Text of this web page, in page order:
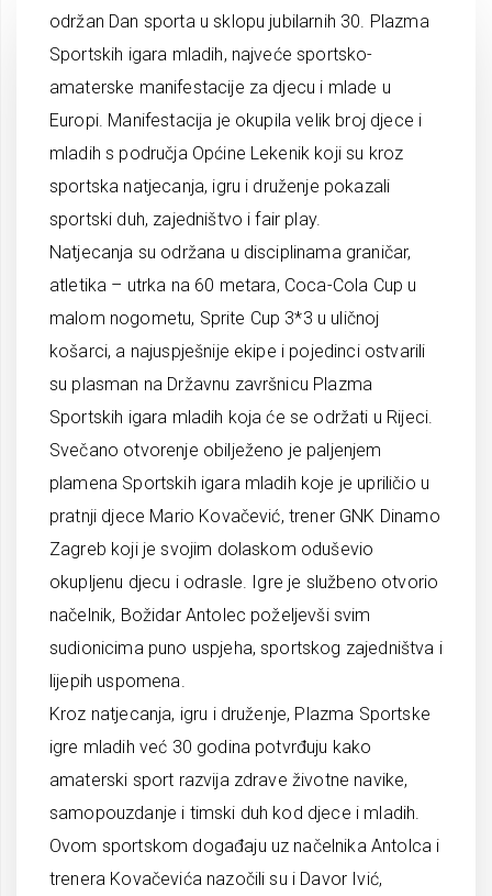
održan Dan sporta u sklopu jubilarnih 30. Plazma
Sportskih igara mladih, najveće sportsko-
amaterske manifestacije za djecu i mlade u
Europi. Manifestacija je okupila velik broj djece i
mladih s područja Općine Lekenik koji su kroz
sportska natjecanja, igru i druženje pokazali
sportski duh, zajedništvo i fair play.
Natjecanja su održana u disciplinama graničar,
atletika – utrka na 60 metara, Coca-Cola Cup u
malom nogometu, Sprite Cup 3*3 u uličnoj
košarci, a najuspješnije ekipe i pojedinci ostvarili
su plasman na Državnu završnicu Plazma
Sportskih igara mladih koja će se održati u Rijeci.
Svečano otvorenje obilježeno je paljenjem
plamena Sportskih igara mladih koje je upriličio u
pratnji djece Mario Kovačević, trener GNK Dinamo
Zagreb koji je svojim dolaskom oduševio
okupljenu djecu i odrasle. Igre je službeno otvorio
načelnik, Božidar Antolec poželjevši svim
sudionicima puno uspjeha, sportskog zajedništva i
lijepih uspomena.
Kroz natjecanja, igru i druženje, Plazma Sportske
igre mladih već 30 godina potvrđuju kako
amaterski sport razvija zdrave životne navike,
samopouzdanje i timski duh kod djece i mladih.
Ovom sportskom događaju uz načelnika Antolca i
trenera Kovačevića nazočili su i Davor Ivić,